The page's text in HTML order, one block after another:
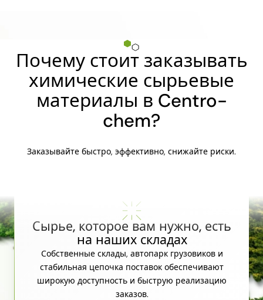
Почему стоит заказывать
химические сырьевые
материалы в Centro-
chem?
Заказывайте быстро, эффективно, снижайте риски.
Сырье, которое вам нужно, есть
на наших складах
Собственные склады, автопарк грузовиков и
стабильная цепочка поставок обеспечивают
широкую доступность и быструю реализацию
заказов.